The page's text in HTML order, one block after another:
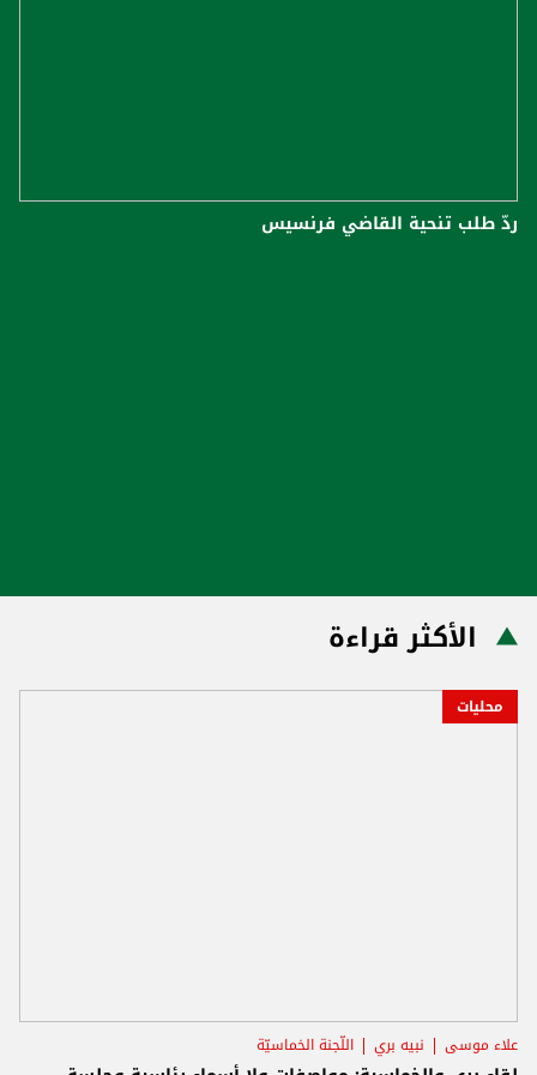
ردّ طلب تنحية القاضي فرنسيس
الأكثر قراءة
محليات
علاء موسى نبيه بري اللّجنة الخماسيّة